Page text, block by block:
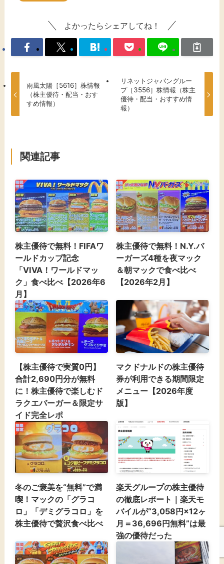
よかったらシェアしてね！
雨風太陽［5616］株情報
（株主優待・配当・おす
すめ情報）
リネットジャパングルー
プ［3556］株情報（株主
優待・配当・おすすめ情
報）
関連記事
株主優待で無料！FIFAワ
ールドカップ記念
「VIVA！ワールドマッ
ク」食べ比べ【2026年6
月】
株主優待で無料！N.Y.バ
ーガーズ4種を夜マック
＆朝マックで食べ比べ
【2026年2月】
【株主優待で実質0円】
合計2,690円分が無料
に！株主優待で楽しむド
ラクエバーガー＆限定サ
イド完全レポ
マクドナルドの株主優待
券が利用できる期間限定
メニュー【2026年度
版】
冬のご褒美を“無料”で満
喫！マックの「グラコ
ロ」「デミグラコロ」を
株主優待で贅沢食べ比べ
楽天グループの株主優待
の徹底レポート｜楽天モ
バイルが“3,058円×12ヶ
月＝36,696円無料”は最
強の優待だった